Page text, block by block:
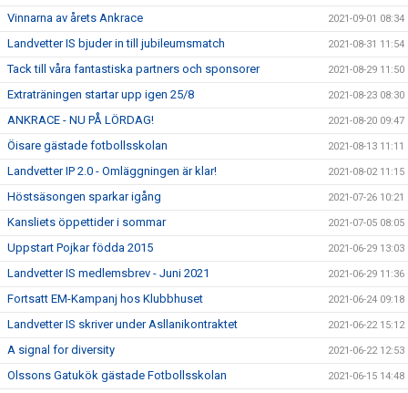
Vinnarna av årets Ankrace 2021-09-01 08:34
Landvetter IS bjuder in till jubileumsmatch 2021-08-31 11:54
Tack till våra fantastiska partners och sponsorer 2021-08-29 11:50
Extraträningen startar upp igen 25/8 2021-08-23 08:30
ANKRACE - NU PÅ LÖRDAG! 2021-08-20 09:47
Öisare gästade fotbollsskolan 2021-08-13 11:11
Landvetter IP 2.0 - Omläggningen är klar! 2021-08-02 11:15
Höstsäsongen sparkar igång 2021-07-26 10:21
Kansliets öppettider i sommar 2021-07-05 08:05
Uppstart Pojkar födda 2015 2021-06-29 13:03
Landvetter IS medlemsbrev - Juni 2021 2021-06-29 11:36
Fortsatt EM-Kampanj hos Klubbhuset 2021-06-24 09:18
Landvetter IS skriver under Asllanikontraktet 2021-06-22 15:12
A signal for diversity 2021-06-22 12:53
Olssons Gatukök gästade Fotbollsskolan 2021-06-15 14:48